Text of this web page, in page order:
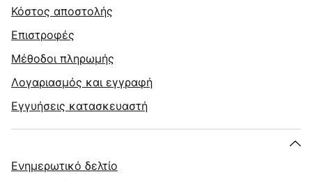
Κόστος αποστολής
Επιστροφές
Μέθοδοι πληρωμής
Λογαριασμός και εγγραφή
Εγγυήσεις κατασκευαστή
Ενημερωτικό δελτίο